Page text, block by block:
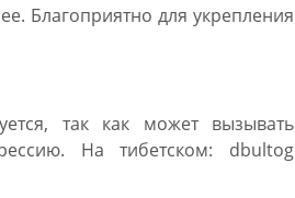
Благоприятно для укрепления
так как может вызывать
На тибетском: dbultog